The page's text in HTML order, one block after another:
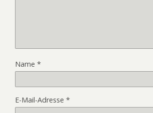
Name *
E-Mail-Adresse *